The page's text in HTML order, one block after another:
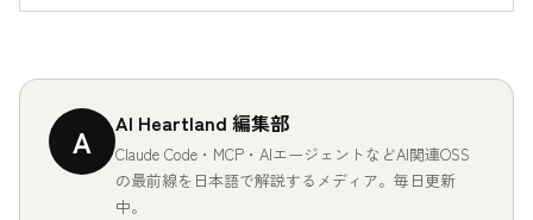
A AI Heartland 編集部
Claude Code・MCP・AIエージェントなどAI関連OSS
の最前線を日本語で解説するメディア。毎日更新
中。